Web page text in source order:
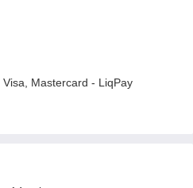
Mastercard - LiqPay